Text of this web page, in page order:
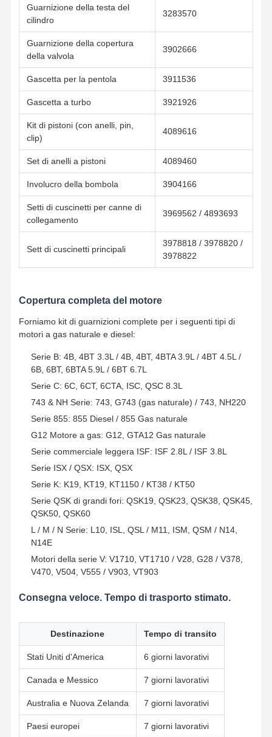
Controllo Di
Qualità
Contattaci Chatta Ora
Parti del motore di escavatore Komatsu
Escavatore Engine Parts di MITSUBISHI
Componenti del motore di Caterpillar
Parti del motore Cummins
Parti di motori YANMAR
DOOSAN Parti di motori per escavatori
Isuzu Excavator Engine Parts
biella del motore
Testata del cilindro del motore
Anello di stantuffo del motore
Albero a gomito del motore diesel
albero a camme del motore diesel
Turbocompressore motore
Guarnizione della testa del
cilindro
3283570
Guarnizione della copertura
della valvola
3902666
Gascetta per la pentola 3911536
Gascetta a turbo 3921926
Kit di pistoni (con anelli, pin,
clip)
4089616
Set di anelli a pistoni 4089460
Involucro della bombola 3904166
Setti di cuscinetti per canne di
collegamento
3969562 / 4893693
Sett di cuscinetti principali
3978818 / 3978820 /
3978822
Copertura completa del motore
Forniamo kit di guarnizioni complete per i seguenti tipi di
motori a gas naturale e diesel:
Serie B: 4B, 4BT 3.3L / 4B, 4BT, 4BTA 3.9L / 4BT 4.5L /
6B, 6BT, 6BTA 5.9L / 6BT 6.7L
Serie C: 6C, 6CT, 6CTA, ISC, QSC 8.3L
743 & NH Serie: 743, G743 (gas naturale) / 743, NH220
Serie 855: 855 Diesel / 855 Gas naturale
G12 Motore a gas: G12, GTA12 Gas naturale
Serie commerciale leggera ISF: ISF 2.8L / ISF 3.8L
Serie ISX / QSX: ISX, QSX
Serie K: K19, KT19, KT1150 / KT38 / KT50
Serie QSK di grandi fori: QSK19, QSK23, QSK38, QSK45,
QSK50, QSK60
L / M / N Serie: L10, ISL, QSL / M11, ISM, QSM / N14,
N14E
Motori della serie V: V1710, VT1710 / V28, G28 / V378,
V470, V504, V555 / V903, VT903
Consegna veloce. Tempo di trasporto stimato.
Destinazione Tempo di transito
Stati Uniti d'America 6 giorni lavorativi
Canada e Messico 7 giorni lavorativi
Australia e Nuova Zelanda 7 giorni lavorativi
Paesi europei 7 giorni lavorativi